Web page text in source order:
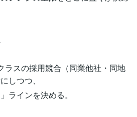
ラスの採用競合（同業他社・同地
しつつ、
ラインを決める。